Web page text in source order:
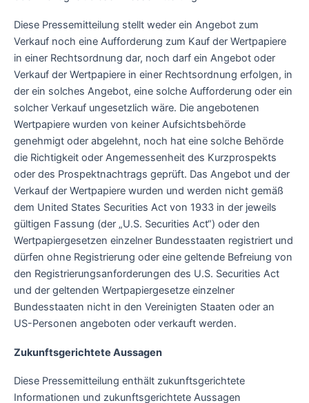
Diese Pressemitteilung stellt weder ein Angebot zum
Verkauf noch eine Aufforderung zum Kauf der Wertpapiere
in einer Rechtsordnung dar, noch darf ein Angebot oder
Verkauf der Wertpapiere in einer Rechtsordnung erfolgen, in
der ein solches Angebot, eine solche Aufforderung oder ein
solcher Verkauf ungesetzlich wäre. Die angebotenen
Wertpapiere wurden von keiner Aufsichtsbehörde
genehmigt oder abgelehnt, noch hat eine solche Behörde
die Richtigkeit oder Angemessenheit des Kurzprospekts
oder des Prospektnachtrags geprüft. Das Angebot und der
Verkauf der Wertpapiere wurden und werden nicht gemäß
dem United States Securities Act von 1933 in der jeweils
gültigen Fassung (der „U.S. Securities Act“) oder den
Wertpapiergesetzen einzelner Bundesstaaten registriert und
dürfen ohne Registrierung oder eine geltende Befreiung von
den Registrierungsanforderungen des U.S. Securities Act
und der geltenden Wertpapiergesetze einzelner
Bundesstaaten nicht in den Vereinigten Staaten oder an
US-Personen angeboten oder verkauft werden.
Zukunftsgerichtete Aussagen
Diese Pressemitteilung enthält zukunftsgerichtete
Informationen und zukunftsgerichtete Aussagen